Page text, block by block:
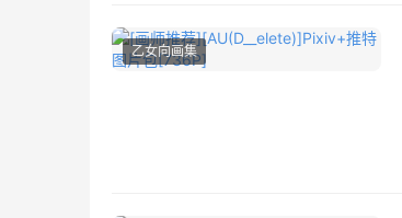
乙女向画集